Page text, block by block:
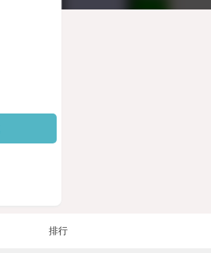
排行